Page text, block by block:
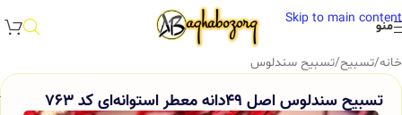
Skip to main content
منو
خانه/تسبیح/تسبیح سندلوس
تسبیح سندلوس اصل 49دانه معطر استوانه‌ای کد 763